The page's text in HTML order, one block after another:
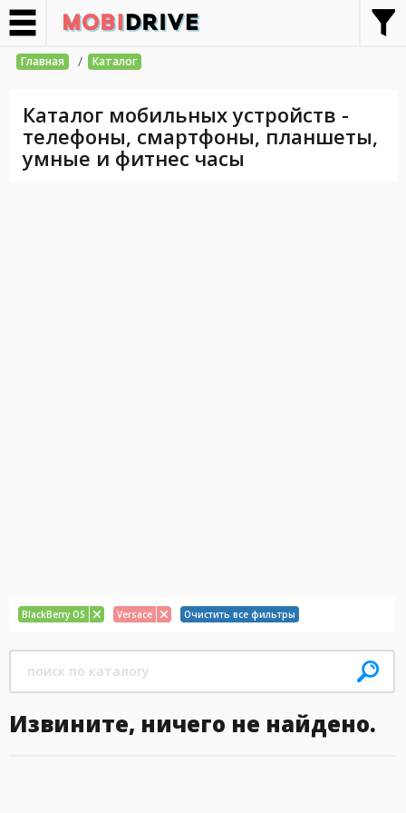
Главная / Каталог
Каталог мобильных устройств -
телефоны, смартфоны, планшеты,
умные и фитнес часы
BlackBerry OS Versace Очистить все фильтры
Извините, ничего не найдено.